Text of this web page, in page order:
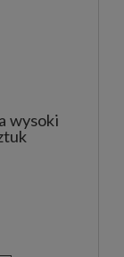
wysoki